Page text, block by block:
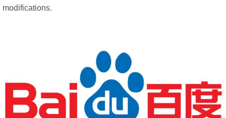
modifications.